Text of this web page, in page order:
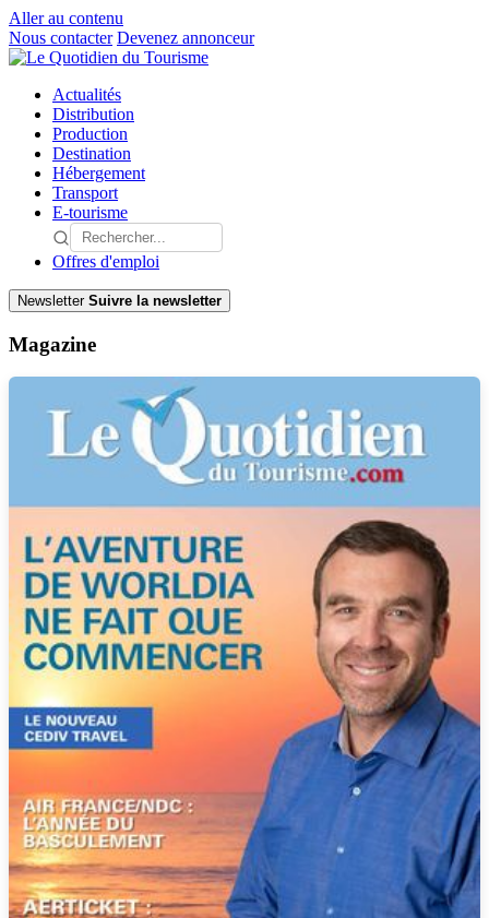
Aller au contenu
Nous contacter Devenez annonceur
Actualités
Distribution
Production
Destination
Hébergement
Transport
E-tourisme
Offres d'emploi
Newsletter Suivre la newsletter
Magazine